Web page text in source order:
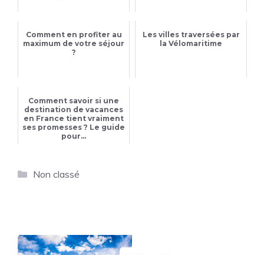
Comment en profiter au
maximum de votre séjour
?
Les villes traversées par
la Vélomaritime
Comment savoir si une
destination de vacances
en France tient vraiment
ses promesses ? Le guide
pour...
Catégories
Non classé